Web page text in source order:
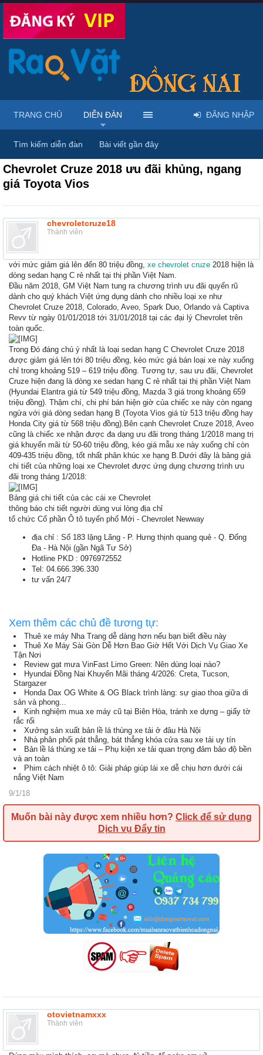
Diễn đàn ... Mua bán xe đạp, xe máy, ô tô
Chevrolet Cruze 2018 ưu đãi khủng, ngang
giá Toyota Vios
chevroletcruze18
Thành viên
với mức giảm giá lên đến 80 triệu đồng, xe chevrolet cruze 2018 hiện là
dòng sedan hạng C rẻ nhất tại thị phần Việt Nam.
Đầu năm 2018, GM Việt Nam tung ra chương trình ưu đãi quyến rũ
dành cho quý khách Việt ứng dụng dành cho nhiều loại xe như
Chevrolet Cruze 2018, Colorado, Aveo, Spark Duo, Orlando và Captiva
Revv từ ngày 01/01/2018 tới 31/01/2018 tại các đại lý Chevrolet trên
toàn quốc.
Trong Đó đáng chú ý nhất là loại sedan hạng C Chevrolet Cruze 2018
được giảm giá lên tới 80 triệu đồng, kéo mức giá bán loại xe này xuống
chỉ trong khoảng 519 – 619 triệu đồng. Tương tự, sau ưu đãi, Chevrolet
Cruze hiện đang là dòng xe sedan hạng C rẻ nhất tại thị phần Việt Nam
(Hyundai Elantra giá từ 549 triệu đồng, Mazda 3 giá trong khoảng 659
triệu đồng). Thậm chí, chi phí bán hiện giờ của chiếc xe này còn ngang
ngửa với giá dòng sedan hạng B (Toyota Vios giá từ 513 triệu đồng hay
Honda City giá từ 568 triệu đồng).Bên cạnh Chevrolet Cruze 2018, Aveo
cũng là chiếc xe nhận được đa dạng ưu đãi trong tháng 1/2018 mang trị
giá khuyến mãi từ 50-60 triệu đồng, kéo giá mẫu xe này xuống chỉ còn
409-435 triệu đồng, tốt nhất phân khúc xe hạng B.Dưới đây là bảng giá
chi tiết của những loại xe Chevrolet được ứng dụng chương trình ưu
đãi trong tháng 1/2018:
Bảng giá chi tiết của các cái xe Chevrolet
thông báo chi tiết người dùng vui lòng địa chỉ
tổ chức Cổ phần Ô tô tuyến phố Mới - Chevrolet Newway
địa chỉ : Số 183 lặng Lãng - P. Hưng thịnh quang quẻ - Q. Đống
Đa - Hà Nội (gần Ngã Tư Sở)
Hotline PKD : 0976972552
Tel: 04.666.396.330
tư vấn 24/7
Xem thêm các chủ đề tương tự:
Thuê xe máy Nha Trang dễ dàng hơn nếu bạn biết điều này
Thuê Xe Máy Sài Gòn Dễ Hơn Bao Giờ Hết Với Dịch Vụ Giao Xe
Tận Nơi
Review gạt mưa VinFast Limo Green: Nên dùng loại nào?
Hyundai Đồng Nai Khuyến Mãi tháng 4/2026: Creta, Tucson,
Stargazer
Honda Dax OG White & OG Black trình làng: sự giao thoa giữa di
sản và phong...
Kinh nghiệm mua xe máy cũ tại Biên Hòa, tránh xe dựng – giấy tờ
rắc rối
Xưởng sản xuất bản lề lá thùng xe tải ở đâu Hà Nội
Nhà phân phối pát thẳng, bát thẳng khóa cửa sau xe tải uy tín
Bản lề lá thùng xe tải – Phụ kiện xe tải quan trọng đảm bảo độ bền
và an toàn
Phim cách nhiệt ô tô: Giải pháp giúp lái xe dễ chịu hơn dưới cái
nắng Việt Nam
9/1/18
Muốn bài này được xem nhiều hơn? Click để sử dụng
Dịch vụ Đẩy tin
otovietnamxxx
Thành viên
TRANG CHỦ DIỄN ĐÀN
Tìm kiếm diễn đàn Bài viết gần đây
ĐĂNG NHẬP